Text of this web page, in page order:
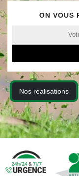
ON VOUS
Nos realisations